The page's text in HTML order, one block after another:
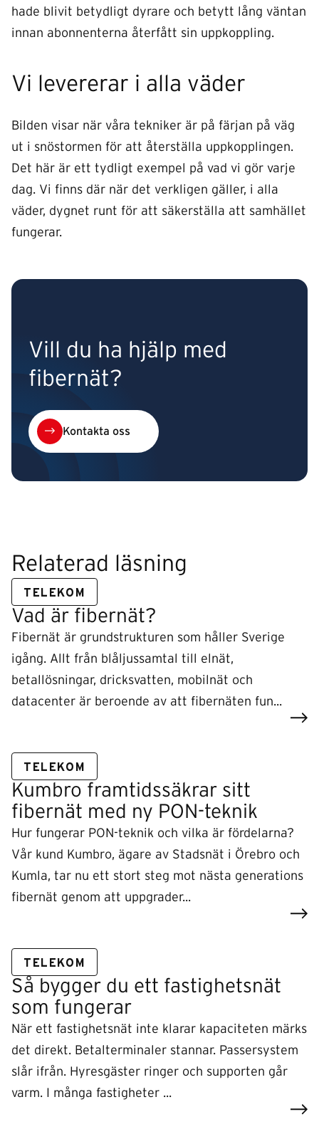
hade blivit betydligt dyrare och betytt lång väntan
innan abonnenterna återfått sin uppkoppling.
Vi levererar i alla väder
Bilden visar när våra tekniker är på färjan på väg
ut i snöstormen för att återställa uppkopplingen.
Det här är ett tydligt exempel på vad vi gör varje
dag. Vi finns där när det verkligen gäller, i alla
väder, dygnet runt för att säkerställa att samhället
fungerar.
Vill du ha hjälp med
fibernät?
Kontakta oss
Relaterad läsning
TELEKOM
Vad är fibernät?
Fibernät är grundstrukturen som håller Sverige
igång. Allt från blåljussamtal till elnät,
betallösningar, dricksvatten, mobilnät och
datacenter är beroende av att fibernäten fun...
TELEKOM
Kumbro framtidssäkrar sitt
fibernät med ny PON-teknik
Hur fungerar PON-teknik och vilka är fördelarna?
Vår kund Kumbro, ägare av Stadsnät i Örebro och
Kumla, tar nu ett stort steg mot nästa generations
fibernät genom att uppgrader...
TELEKOM
Så bygger du ett fastighetsnät
som fungerar
När ett fastighetsnät inte klarar kapaciteten märks
det direkt. Betalterminaler stannar. Passersystem
slår ifrån. Hyresgäster ringer och supporten går
varm. I många fastigheter ...